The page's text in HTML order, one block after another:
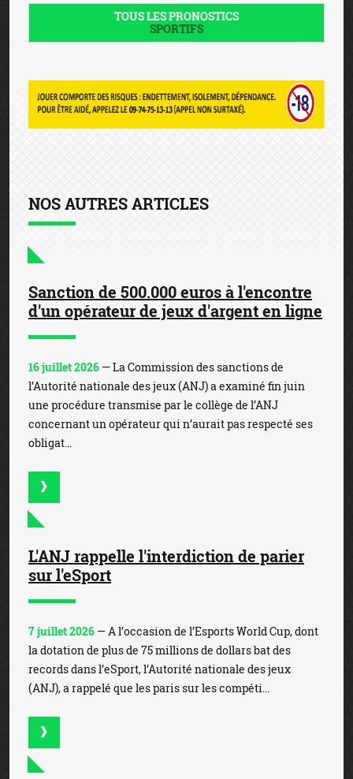
TOUS LES PRONOSTICS
SPORTIFS
NOS AUTRES ARTICLES
Sanction de 500.000 euros à l'encontre
d'un opérateur de jeux d'argent en ligne
16 juillet 2026 — La Commission des sanctions de
l’Autorité nationale des jeux (ANJ) a examiné fin juin
une procédure transmise par le collège de l’ANJ
concernant un opérateur qui n’aurait pas respecté ses
obligat...
L'ANJ rappelle l'interdiction de parier
sur l'eSport
7 juillet 2026 — A l’occasion de l’Esports World Cup, dont
la dotation de plus de 75 millions de dollars bat des
records dans l’eSport, l’Autorité nationale des jeux
(ANJ), a rappelé que les paris sur les compéti...